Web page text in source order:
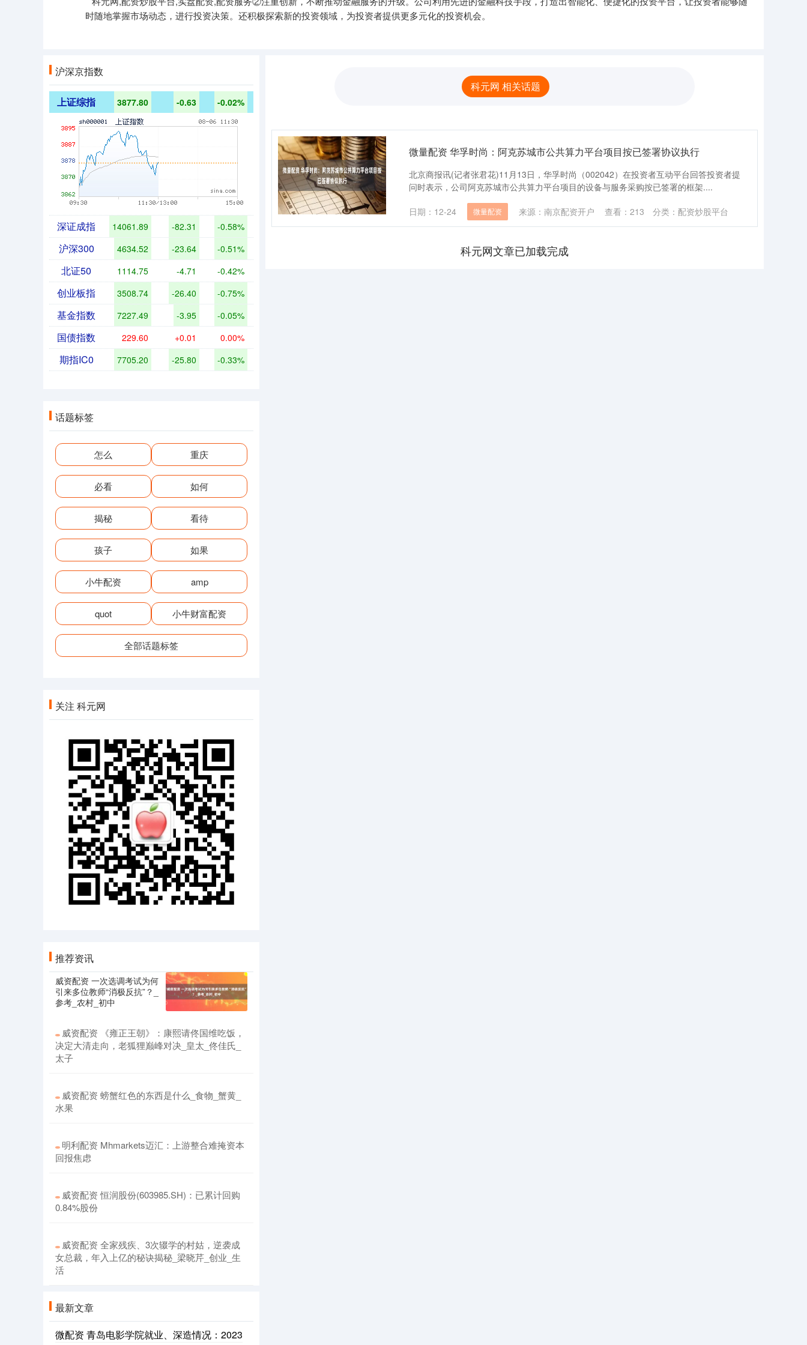
时随地掌握市场动态，进行投资决策。还积极探索新的投资领域，为投资者提供更多元化的投资机会。
科元网 相关话题
微量配资 华孚时尚：阿克苏城市公共算力平台项目按已签署协议执行
北京商报讯(记者张君花)11月13日，华孚时尚（002042）在投资者互动平台回答投资者提
问时表示，公司阿克苏城市公共算力平台项目的设备与服务采购按已签署的框架....
日期：12-24 微量配资 来源：南京配资开户 查看：213 分类：配资炒股平台
科元网文章已加载完成
沪深京指数
上证综指 3877.80 -0.63 -0.02%
深证成指 14061.89 -82.31 -0.58%
沪深300 4634.52 -23.64 -0.51%
北证50 1114.75 -4.71 -0.42%
创业板指 3508.74 -26.40 -0.75%
基金指数 7227.49 -3.95 -0.05%
国债指数 229.60 +0.01 0.00%
期指IC0 7705.20 -25.80 -0.33%
话题标签
怎么 重庆
必看 如何
揭秘 看待
孩子 如果
小牛配资 amp
quot 小牛财富配资
全部话题标签
关注 科元网
推荐资讯
威资配资 一次选调考试为何
引来多位教师“消极反抗”？_
参考_农村_初中
威资配资 《雍正王朝》：康熙请佟国维吃饭，
决定大清走向，老狐狸巅峰对决_皇太_佟佳氏_
太子
威资配资 螃蟹红色的东西是什么_食物_蟹黄_
水果
明利配资 Mhmarkets迈汇：上游整合难掩资本
回报焦虑
威资配资 恒润股份(603985.SH)：已累计回购
0.84%股份
威资配资 全家残疾、3次辍学的村姑，逆袭成
女总裁，年入上亿的秘诀揭秘_梁晓芹_创业_生
活
最新文章
微配资 青岛电影学院就业、深造情况：2023